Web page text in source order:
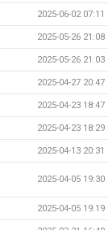
2025-06-02 07:11
2025-05-26 21:08
2025-05-26 21:03
2025-04-27 20:47
2025-04-23 18:47
2025-04-23 18:29
2025-04-13 20:31
2025-04-05 19:30
2025-04-05 19:19